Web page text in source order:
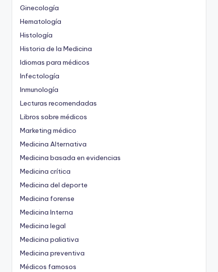
Ginecología
Hematología
Histología
Historia de la Medicina
Idiomas para médicos
Infectología
Inmunología
Lecturas recomendadas
Libros sobre médicos
Marketing médico
Medicina Alternativa
Medicina basada en evidencias
Medicina crítica
Medicina del deporte
Medicina forense
Medicina Interna
Medicina legal
Medicina paliativa
Medicina preventiva
Médicos famosos